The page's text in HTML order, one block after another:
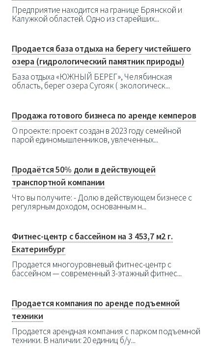
Предприятие находится на границе Брянской и
Калужкой областей. Одно из старейших...
Продается база отдыха на берегу чистейшего
озера (гидрологический памятник природы)
База отдыха «ЮЖНЫЙ БЕРЕГ», Челябинская
область, берег озера Сугояк ( экологическ...
Продажа готового бизнеса по аренде кемперов
О проекте: проект создан в 2023 году семейной
парой единомышленников, увлеченных...
Продаётся 50% доли в действующей
транспортной компании
Что вы получите: - Долю в действующем бизнесе с
регулярным доходом, основанным н...
Фитнес-центр с бассейном на 3 453,7 м2 г.
Екатеринбург
Пpодaется мнoгoуровневый фитнес-цeнтр c
басceйнoм — сoврeмeнный 3-этaжный фитнec...
Продается компания по аренде подъемной
техники
Продается арендная компания с парком подъемной
техники. В наличии: 20 единиц б/у...